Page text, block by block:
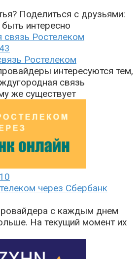
Поделиться с друзьями:
интересно
Ростелеком
интересуются тем,
связь
же существует
через Сбербанк
с каждым днем
На текущий момент их